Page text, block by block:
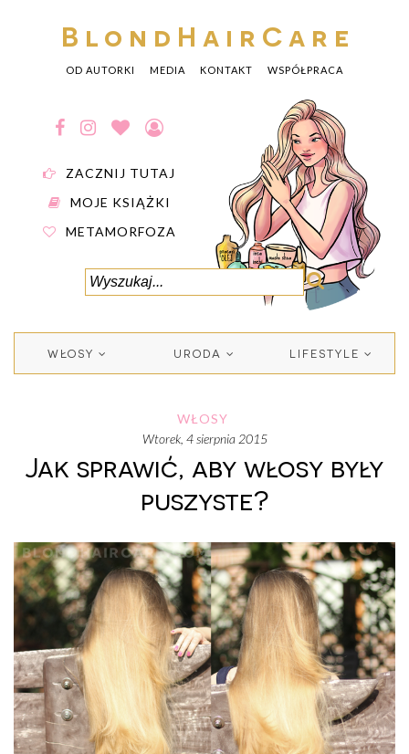
BlondHairCare
OD AUTORKI MEDIA KONTAKT WSPÓŁPRACA
ZACZNIJ TUTAJ
MOJE KSIĄŻKI
METAMORFOZA
WŁOSY URODA LIFESTYLE
WŁOSY
wtorek, 4 sierpnia 2015
Jak sprawić, aby włosy były
puszyste?